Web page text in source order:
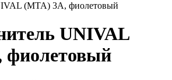
(MTA) 3А, фиолетовый
UNIVAL